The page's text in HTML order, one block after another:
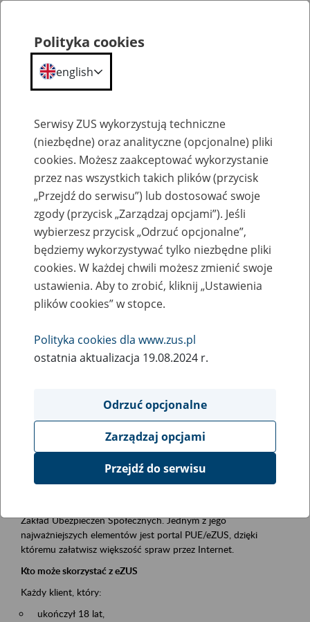
Szkolenia
Zaproś ZUS do siebie - zakładanie profili
eZUS w siedzibie Twojej firmy
Rodzaj wydarzenia
Szkolenia
obsługa klientów
Event description
Platforma Usług Elektronicznych ZUS eZUS
Zakład Ubezpieczeń Społecznych. Jednym z jego
najważniejszych elementów jest portal PUE/eZUS, dzięki
któremu załatwisz większość spraw przez Internet.
Kto może skorzystać z eZUS
Każdy klient, który:
ukończył 18 lat,
Polityka cookies
english
Serwisy ZUS wykorzystują techniczne
(niezbędne) oraz analityczne (opcjonalne) pliki
cookies. Możesz zaakceptować wykorzystanie
przez nas wszystkich takich plików (przycisk
„Przejdź do serwisu”) lub dostosować swoje
zgody (przycisk „Zarządzaj opcjami”). Jeśli
wybierzesz przycisk „Odrzuć opcjonalne”,
będziemy wykorzystywać tylko niezbędne pliki
cookies. W każdej chwili możesz zmienić swoje
ustawienia. Aby to zrobić, kliknij „Ustawienia
plików cookies” w stopce.
Polityka cookies dla www.zus.pl
ostatnia aktualizacja 19.08.2024 r.
Odrzuć opcjonalne
Zarządzaj opcjami
Przejdź do serwisu